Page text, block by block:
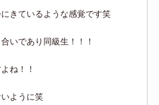
きているような感覚です笑
いであり同級生！！！
ね！！
ように笑